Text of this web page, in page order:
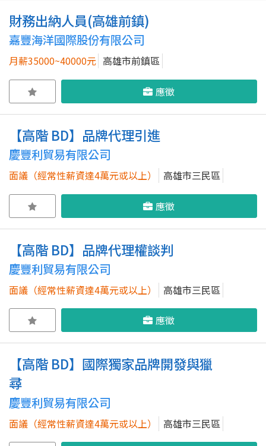
財務出納人員(高雄前鎮)
嘉豐海洋國際股份有限公司
月薪35000~40000元 高雄市前鎮區
應徵
【高階 BD】品牌代理引進
慶豐利貿易有限公司
面議（經常性薪資達4萬元或以上） 高雄市三民區
應徵
【高階 BD】品牌代理權談判
慶豐利貿易有限公司
面議（經常性薪資達4萬元或以上） 高雄市三民區
應徵
【高階 BD】國際獨家品牌開發與獵
尋
慶豐利貿易有限公司
面議（經常性薪資達4萬元或以上） 高雄市三民區